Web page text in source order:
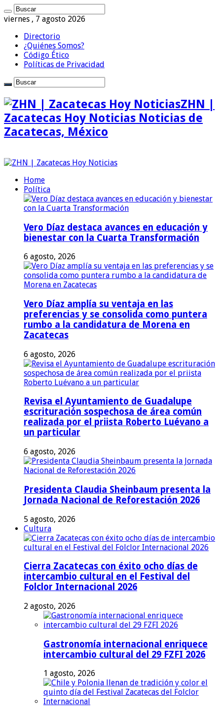
viernes , 7 agosto 2026
Directorio
¿Quiénes Somos?
Código Ético
Políticas de Privacidad
ZHN |
Zacatecas Hoy Noticias Noticias de
Zacatecas, México
Home
Política
Vero Díaz destaca avances en educación y
bienestar con la Cuarta Transformación
6 agosto, 2026
Vero Díaz amplía su ventaja en las
preferencias y se consolida como puntera
rumbo a la candidatura de Morena en
Zacatecas
6 agosto, 2026
Revisa el Ayuntamiento de Guadalupe
escrituración sospechosa de área común
realizada por el priista Roberto Luévano a
un particular
6 agosto, 2026
Presidenta Claudia Sheinbaum presenta la
Jornada Nacional de Reforestación 2026
5 agosto, 2026
Cultura
Cierra Zacatecas con éxito ocho días de
intercambio cultural en el Festival del
Folclor Internacional 2026
2 agosto, 2026
Gastronomía internacional enriquece
intercambio cultural del 29 FZFI 2026
1 agosto, 2026